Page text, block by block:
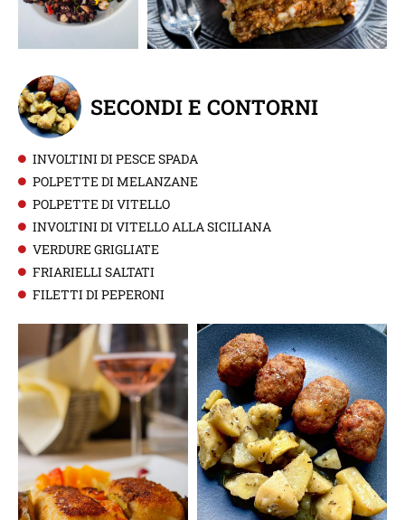
SECONDI E CONTORNI
INVOLTINI DI PESCE SPADA
POLPETTE DI MELANZANE
POLPETTE DI VITELLO
INVOLTINI DI VITELLO ALLA SICILIANA
VERDURE GRIGLIATE
FRIARIELLI SALTATI
FILETTI DI PEPERONI